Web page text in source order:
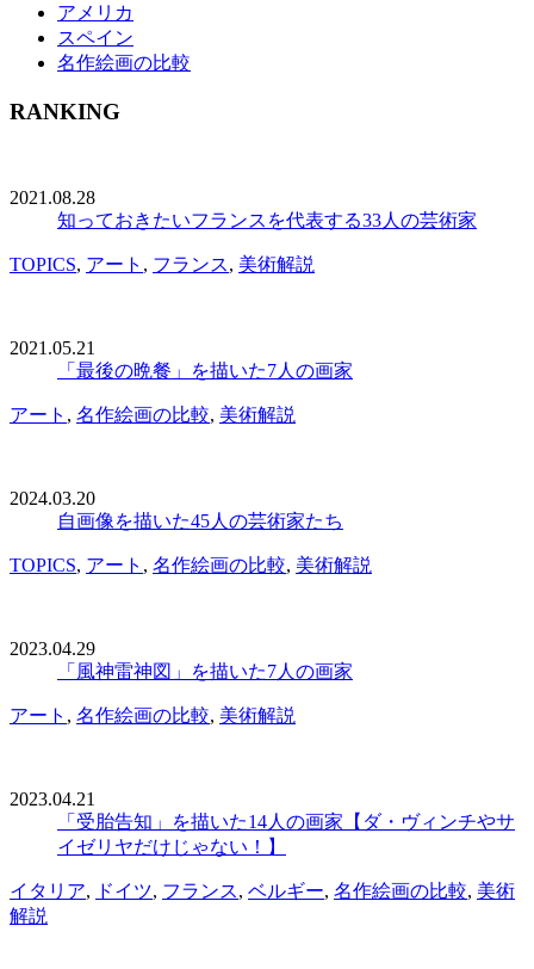
アメリカ
スペイン
名作絵画の比較
RANKING
2021.08.28
知っておきたいフランスを代表する33人の芸術家
TOPICS, アート , フランス, 美術解説
2021.05.21
「最後の晩餐」を描いた7人の画家
アート , 名作絵画の比較, 美術解説
2024.03.20
自画像を描いた45人の芸術家たち
TOPICS, アート , 名作絵画の比較, 美術解説
2023.04.29
「風神雷神図」を描いた7人の画家
アート , 名作絵画の比較, 美術解説
2023.04.21
「受胎告知」を描いた14人の画家【ダ・ヴィンチやサ
イゼリヤだけじゃない！】
イタリア, ドイツ, フランス, ベルギー, 名作絵画の比較, 美術
解説